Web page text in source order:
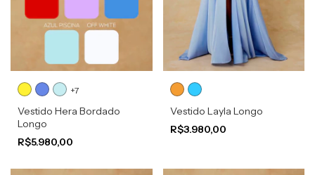
+7
Vestido Hera Bordado
Longo
R$5.980,00
Vestido Layla Longo
R$3.980,00